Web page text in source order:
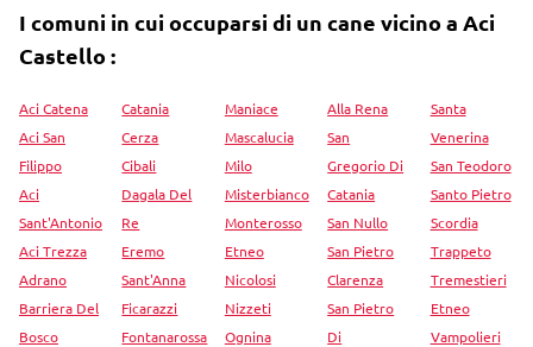
I comuni in cui occuparsi di un cane vicino a Aci
Castello :
Aci Catena
Aci San
Filippo
Aci
Sant'Antonio
Aci Trezza
Adrano
Barriera Del
Bosco
Catania
Cerza
Cibali
Dagala Del
Re
Eremo
Sant'Anna
Ficarazzi
Fontanarossa
Maniace
Mascalucia
Milo
Misterbianco
Monterosso
Etneo
Nicolosi
Nizzeti
Ognina
Alla Rena
San
Gregorio Di
Catania
San Nullo
San Pietro
Clarenza
San Pietro
Di
Santa
Venerina
San Teodoro
Santo Pietro
Scordia
Trappeto
Tremestieri
Etneo
Vampolieri